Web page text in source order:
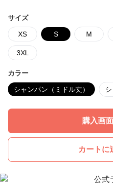
サイズ
XS S M
3XL
カラー
シャンパン（ミドル丈）
購入画
カートに